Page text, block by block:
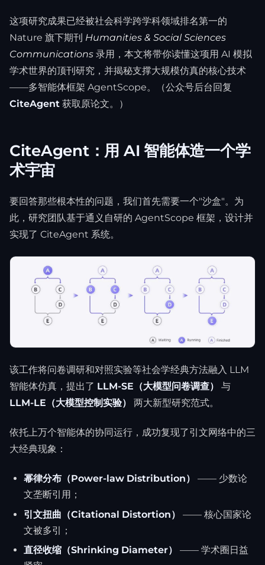
这项研究成果已经被社会科学跨学科领域排名第一的
Nature 旗下期刊 Humanities & Social Sciences
Communications 录用，本文将带你读懂这项用 AI 模拟
学术世界的顶刊研究，并揭秘支撑大规模仿真的核心技术
——多智能体框架 AgentScope。（公众号后台回复
CiteAgent 获取原论文。）
CiteAgent：用 AI 智能体造一个学
术宇宙
要回答那些根本性的问题，我们首先需要一个"沙盒"。为
此，研究团队基于通义自研的 AgentScope 框架，设计并
实现了 CiteAgent 系统。
该工作将问卷调研和对照实验等社会学经典方法融入 LLM
智能体仿真，提出了 LLM-SE（大模型问卷调查）
与
LLM-LE（大模型控制实验）
两大新型研究范式。
依托上万个智能体的协同运行，成功复现了引文网络中的三
大经典现象：
幂律分布（Power-law Distribution）
—— 少数论
文垄断引用；
引文扭曲（Citational Distortion）
—— 核心国家论
文被多引；
直径收缩（Shrinking Diameter）
—— 学术圈日益